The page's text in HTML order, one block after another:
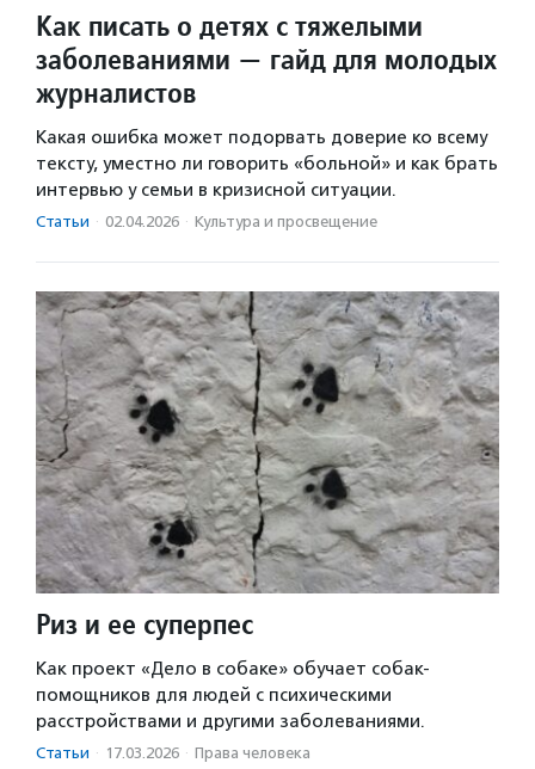
Как писать о детях с тяжелыми
заболеваниями — гайд для молодых
журналистов
Какая ошибка может подорвать доверие ко всему
тексту, уместно ли говорить «больной» и как брать
интервью у семьи в кризисной ситуации.
Статьи · 02.04.2026 · Культура и просвещение
Риз и ее суперпес
Как проект «Дело в собаке» обучает собак-
помощников для людей с психическими
расстройствами и другими заболеваниями.
Статьи · 17.03.2026 · Права человека